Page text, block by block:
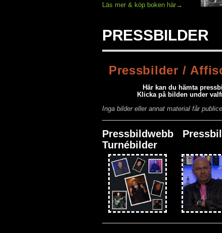
Läs mer & köp boken här→
PRESSBILDER
Pressbilder /
Här kan du hämta
Klicka på bilden under
Inga bilder eller annat material får
Pressbildwebb
Turnébilder